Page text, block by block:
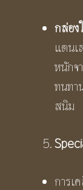
กล่อง
แตนเ
หนักจ
ทนทา
สนิม
การเ